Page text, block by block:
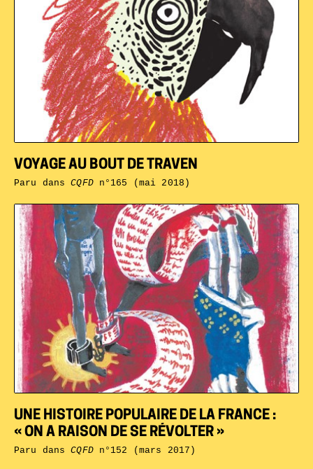
UNE HISTOIRE POPULAIRE DE LA FRANCE :
« ON A RAISON DE SE RÉVOLTER »
Paru dansCQFDn°152 (mars 2017)
VOYAGE AU BOUT DE TRAVEN
Paru dansCQFDn°165 (mai 2018)